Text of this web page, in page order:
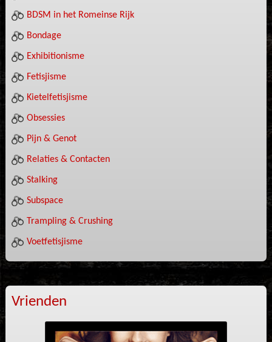
BDSM in het Romeinse Rijk
Bondage
Exhibitionisme
Fetisjisme
Kietelfetisjisme
Obsessies
Pijn & Genot
Relaties & Contacten
Stalking
Subspace
Trampling & Crushing
Voetfetisjisme
Vrienden